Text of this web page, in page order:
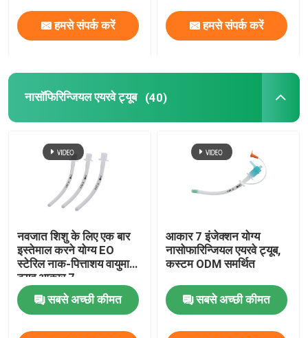
हमसे संपर्क करें हमसे संपर्क करें
नासॉफिरिन्जियल एयरवे ट्यूब (40)
नवजात शिशु के लिए एक बार
इस्तेमाल करने योग्य EO
स्टेरिल नाक-पित्ताशय वायुमार्ग
ट्यूब आकार 7
सबसे अच्छी कीमत
आकार 7 इंजेक्शन योग्य
नासोफारिन्जियल एयरवे ट्यूब,
कस्टम ODM समर्थित
सबसे अच्छी कीमत